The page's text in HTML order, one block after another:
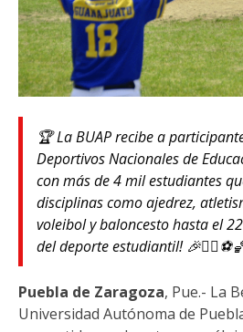
🏆 La BUAP recibe a
Deportivos Nacionales de
con más de 4 mil estudiantes
disciplinas como ajedrez,
voleibol y baloncesto hasta el
del deporte estudiantil!
Puebla de Zaragoza, Pue.- La
Universidad Autónoma de